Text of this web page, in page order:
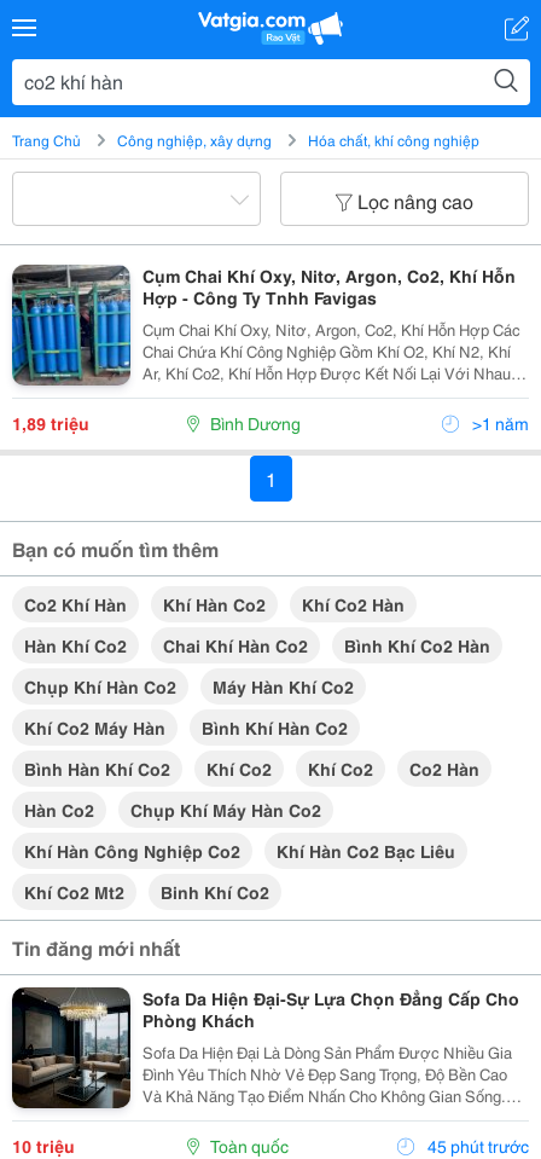
Trang Chủ Công nghiệp, xây dựng Hóa chất, khí công nghiệp
Lọc nâng cao
Cụm Chai Khí Oxy, Nitơ, Argon, Co2, Khí Hỗn
Hợp - Công Ty Tnhh Favigas
Cụm Chai Khí Oxy, Nitơ, Argon, Co2, Khí Hỗn Hợp Các
Chai Chứa Khí Công Nghiệp Gồm Khí O2, Khí N2, Khí
Ar, Khí Co2, Khí Hỗn Hợp Được Kết Nối Lại Với Nhau
Thành 1 Nhóm, Gọi Là Cụm Chai Chứa Khí Công
Nghiệp: &Ldquo;Cụm Chai O2, N2,...
1,89 triệu Bình Dương >1 năm
1
Bạn có muốn tìm thêm
Co2 Khí Hàn Khí Hàn Co2
Khí Co2 Hàn
Hàn Khí Co2
Chai Khí Hàn Co2
Bình Khí Co2 Hàn
Chụp Khí Hàn Co2
Máy Hàn Khí Co2
Khí Co2 Máy Hàn
Bình Khí Hàn Co2
Bình Hàn Khí Co2
Khí Co2 Khí Co2
Co2 Hàn
Hàn Co2
Chụp Khí Máy Hàn Co2
Khí Hàn Công Nghiệp Co2
Khí Hàn Co2 Bạc Liêu
Khí Co2 Mt2
Binh Khí Co2
Tin đăng mới nhất
Sofa Da Hiện Đại-Sự Lựa Chọn Đẳng Cấp Cho
Phòng Khách
Sofa Da Hiện Đại Là Dòng Sản Phẩm Được Nhiều Gia
Đình Yêu Thích Nhờ Vẻ Đẹp Sang Trọng, Độ Bền Cao
Và Khả Năng Tạo Điểm Nhấn Cho Không Gian Sống.
Với Thiết Kế Tinh Tế Cùng Chất Liệu Da Cao Cấp, Sofa
Không Chỉ Mang Lại Cảm Giác Thoải Mái Mà Còn Thể...
10 triệu Toàn quốc 45 phút trước